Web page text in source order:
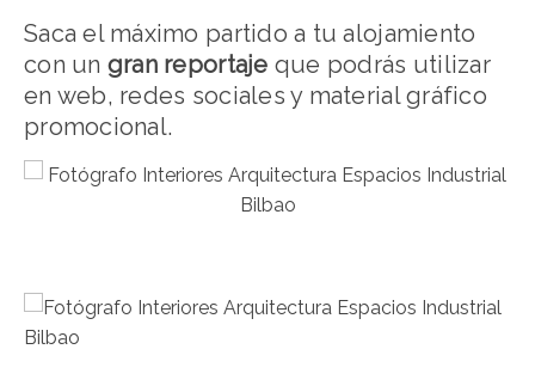
Saca el máximo partido a tu alojamiento
con un gran reportaje que podrás utilizar
en web, redes sociales y material gráfico
promocional.